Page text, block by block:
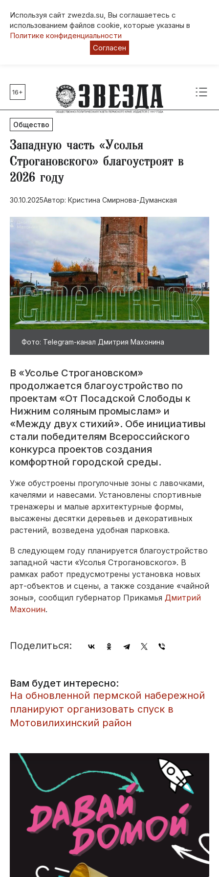
Используя сайт zwezda.su, Вы соглашаетесь с
использованием файлов cookie, которые указаны в
Политике конфиденциальности
Согласен
Главные темы
80 лет Победы
Молодежная столица РФ
СВО
Выборы в Пермском крае
Социальная поддержка
Инфраструктура
Благоустройство
16+
Общество
Западную часть «Усолья
Строгановского» благоустроят в
2026 году
30.10.2025Автор: Кристина Смирнова-Думанская
Фото: Telegram-канал Дмитрия Махонина
В «Усолье Строгановском»
продолжается благоустройство по
проектам «От Посадской Слободы к
Нижним соляным промыслам» и
«Между двух стихий». Обе инициативы
стали победителям Всероссийского
конкурса проектов создания
комфортной городской среды.
Уже обустроены прогулочные зоны с лавочками,
качелями и навесами. Установлены спортивные
тренажеры и малые архитектурные формы,
высажены десятки деревьев и декоративных
растений, возведена удобная парковка.
В следующем году планируется благоустройство
западной части «Усолья Строгановского». В
рамках работ предусмотрены установка новых
арт-объектов и сцены, а также создание «чайной
зоны», сообщил губернатор Прикамья Дмитрий
Махонин.
Поделиться:
Вам будет интересно:
​На обновленной пермской набережной
планируют организовать спуск в
Мотовилихинский район